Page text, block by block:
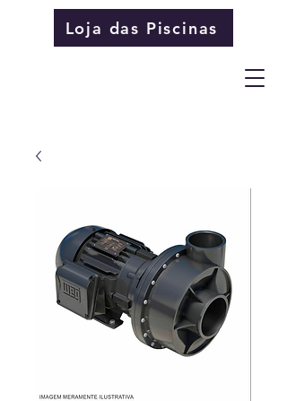
Loja das Piscinas